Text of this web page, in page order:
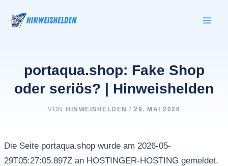
Inhalt
springen
portaqua.shop: Fake Shop
oder seriös? | Hinweishelden
VON HINWEISHELDEN / 29. MAI 2026
Die Seite portaqua.shop wurde am 2026-05-
29T05:27:05.897Z an HOSTINGER-HOSTING gemeldet.